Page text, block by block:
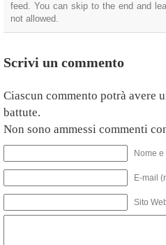
feed. You can skip to the end and
not allowed.
Scrivi un commento
Ciascun commento potrà avere
battute.
Non sono ammessi commenti
Nome
E-mail
Sito